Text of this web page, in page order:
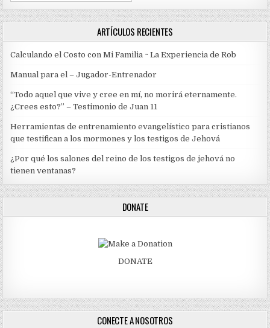
ARTÍCULOS RECIENTES
Calculando el Costo con Mi Familia ~ La Experiencia de Rob
Manual para el – Jugador-Entrenador
“Todo aquel que vive y cree en mí, no morirá eternamente.
¿Crees esto?” – Testimonio de Juan 11
Herramientas de entrenamiento evangelístico para cristianos
que testifican a los mormones y los testigos de Jehová
¿Por qué los salones del reino de los testigos de jehová no
tienen ventanas?
DONATE
DONATE
CONECTE A NOSOTROS